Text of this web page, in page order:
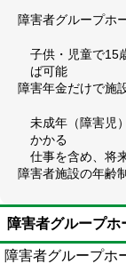
障害者グループホ
子供・児童で15
ば可能
障害年金だけで施
未成年（障害児
かかる
仕事を含め、将
障害者施設の年齢
障害者グループ
障害者グループホ